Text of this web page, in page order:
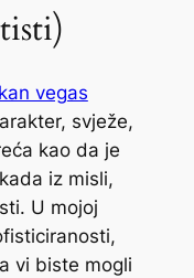
vegas
svježe,
kao da je
iz misli,
U mojoj
vi biste mogli